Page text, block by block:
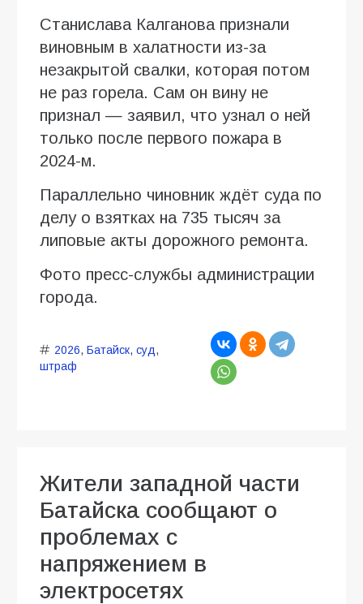
Станислава Калганова признали
виновным в халатности из-за
незакрытой свалки, которая потом
не раз горела. Сам он вину не
признал — заявил, что узнал о ней
только после первого пожара в
2024-м.
Параллельно чиновник ждёт суда по
делу о взятках на 735 тысяч за
липовые акты дорожного ремонта.
Фото пресс-службы администрации
города.
2026, Батайск, суд,
штраф
Жители западной части
Батайска сообщают о
проблемах с
напряжением в
электросетях